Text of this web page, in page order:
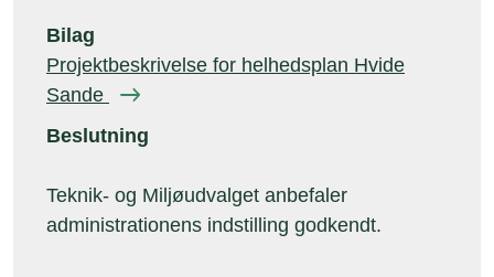
Bilag
Projektbeskrivelse for helhedsplan Hvide
Sande
Beslutning
Teknik- og Miljøudvalget anbefaler
administrationens indstilling godkendt.